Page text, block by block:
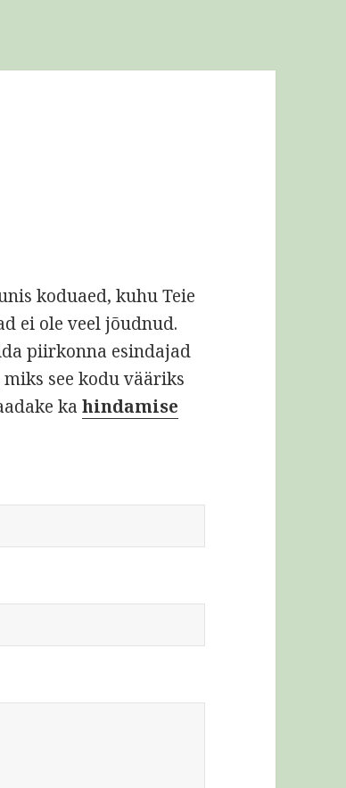
koduaed, kuhu Teie
ei ole veel jõudnud.
piirkonna esindajad
see kodu vääriks
kahindamise